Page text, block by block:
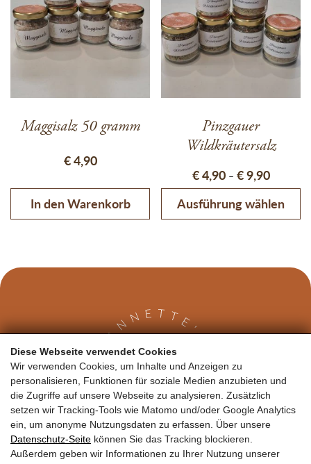
Diese Webseite verwendet Cookies
Wir verwenden Cookies, um Inhalte und Anzeigen zu
personalisieren, Funktionen für soziale Medien anzubieten und
die Zugriffe auf unsere Webseite zu analysieren. Zusätzlich
setzen wir Tracking-Tools wie Matomo und/oder Google Analytics
ein, um anonyme Nutzungsdaten zu erfassen. Über unsere
Datenschutz-Seite können Sie das Tracking blockieren.
Außerdem geben wir Informationen zu Ihrer Nutzung unserer
Maggisalz 50 gramm
€4,90
In den Warenkorb
Pinzgauer
Wildkräutersalz
€4,90– €9,90
Ausführung wählen
Kontakt
Annette GargerLoferer Bundesstraße 25700 Zell am See